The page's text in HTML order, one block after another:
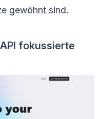
gewöhnt sind.
fokussierte